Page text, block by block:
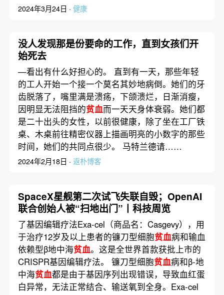
2024年3月24日 · 健康
没人发现那是份要命的工作，直到女孩们开
始死去
—看出有什么好担心的。 直到有一天，那些年轻
的工人开始一个接一个莫名其妙地病倒。她们的牙
齿脱落了，嘴里满是溃疡，下颌溃烂，日渐消瘦，
因明显无法阻挡的贫血而一天天身体衰弱。她们都
是二十出头的女性，以前很健康，除了坐在工厂铁
桌、木桌前往精密仪器上描画明亮的小数字的那些
时间，她们的共同点很少。 马特兰德请……
2024年2月18日 · 返朴博客
SpaceX星舰第二次试飞失联自毁；OpenAI
联合创始人被“扫地出门”丨科技周览
了基因编辑疗法Exa-cel（商品名：Casgevy），用
于治疗12岁及以上患者的镰刀型细胞贫血病和输血
依赖型β地中海贫血。这是全世界首款获批上市的
CRISPR基因编辑疗法。 镰刀型细胞贫血病和β-地
中海贫血都是由于基因序列出现错误，导致血红蛋
白异常，无法正常结合、输送氧到全身。Exa-cel